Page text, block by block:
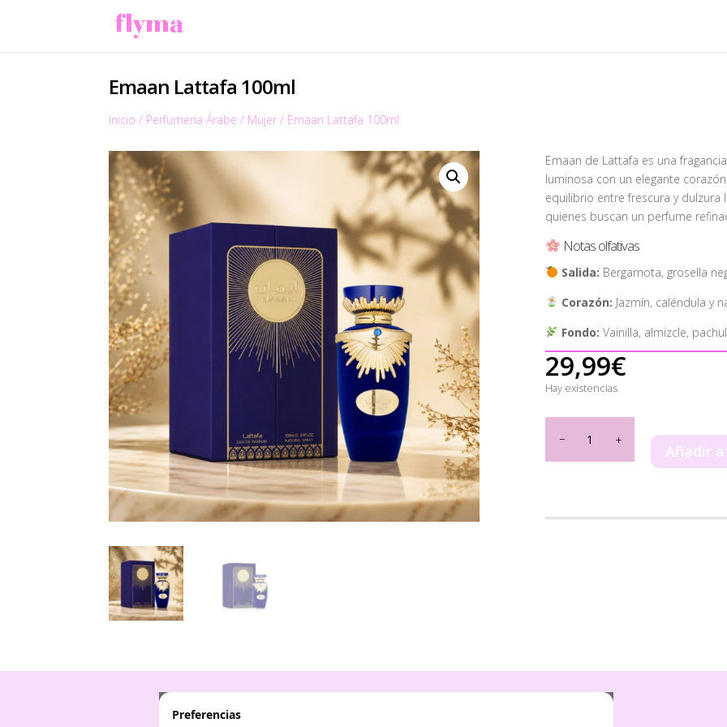
Emaan Lattafa 100ml
Inicio / Perfumería Árabe / Mujer / Emaan Lattafa 100ml
Emaan de Lattafa es una
luminosa con un elegante
equilibrio entre frescura y
quienes buscan un perfume
Notas olfativas
Salida: Bergamota, grosella
Corazón: Jazmín, caléndula y
Fondo: Vainilla, almizcle,
29,99€
Hay existencias
Lattafa
100ml
Añadir
Preferencias